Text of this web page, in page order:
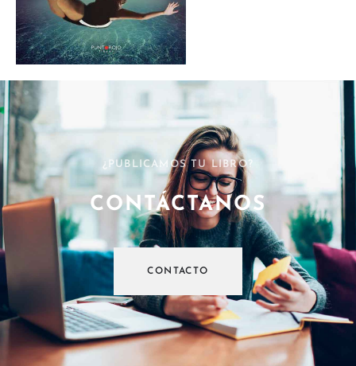
¿PUBLICAMOS TU LIBRO?
CONTÁCTANOS
CONTACTO